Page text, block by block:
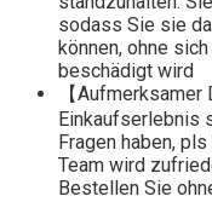
sodass Sie sie
können, ohne
beschädigt wird
【
Einkaufserlebnis
Fragen haben,
Team wird
Bestellen Sie